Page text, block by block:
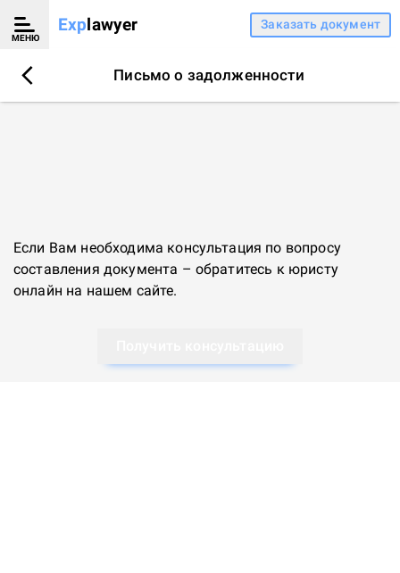
МЕНЮ
Explawyer Заказать документ
Письмо о задолженности
Если Вам необходима консультация по вопросу
составления документа – обратитесь к юристу
онлайн на нашем сайте.